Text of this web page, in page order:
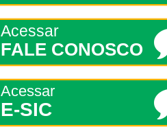
Acessar
FALE CONOSCO
Acessar
E-SIC